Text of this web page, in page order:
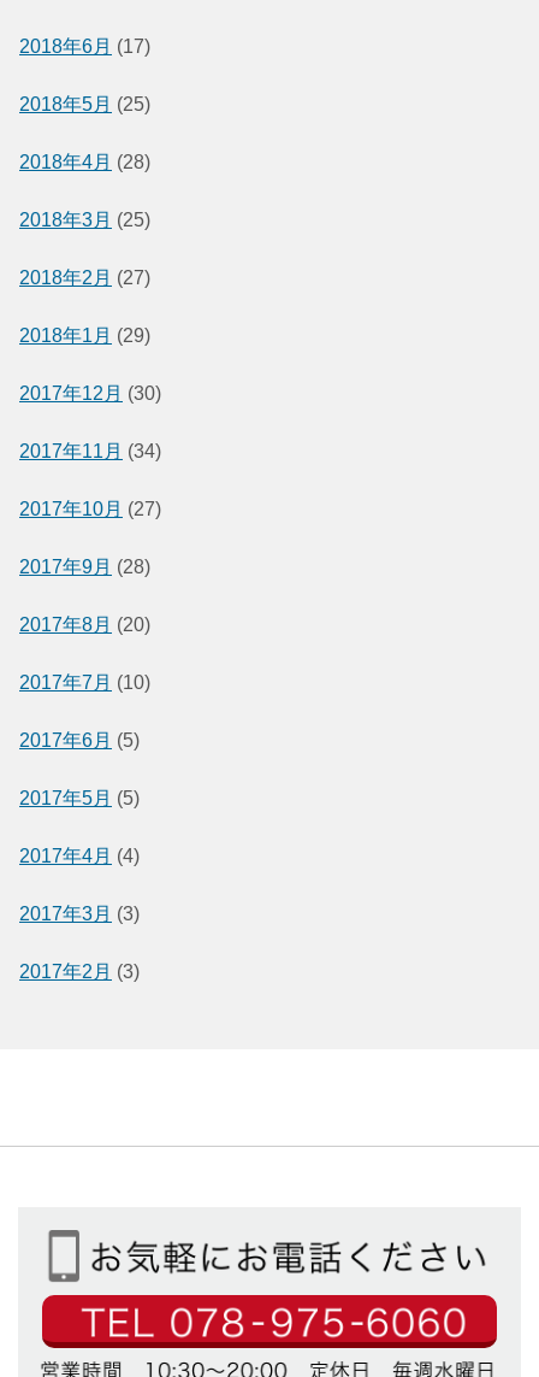
2018年6月 (17)
2018年5月 (25)
2018年4月 (28)
2018年3月 (25)
2018年2月 (27)
2018年1月 (29)
2017年12月 (30)
2017年11月 (34)
2017年10月 (27)
2017年9月 (28)
2017年8月 (20)
2017年7月 (10)
2017年6月 (5)
2017年5月 (5)
2017年4月 (4)
2017年3月 (3)
2017年2月 (3)